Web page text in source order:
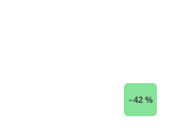
–42 %